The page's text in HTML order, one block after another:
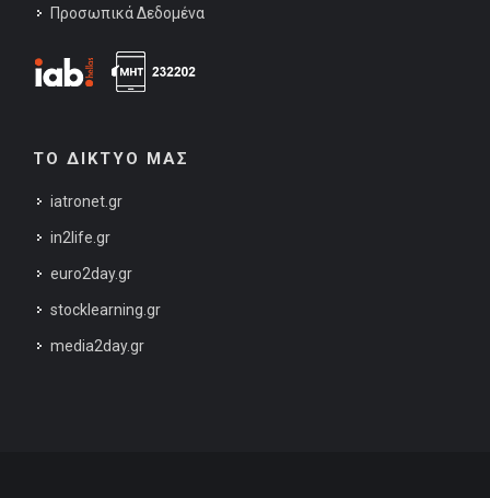
Προσωπικά Δεδομένα
ΤΟ ΔΙΚΤΥΟ ΜΑΣ
iatronet.gr
in2life.gr
euro2day.gr
stocklearning.gr
media2day.gr